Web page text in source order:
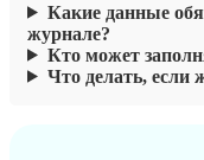
Какие данные
журнале?
Кто может
Что делать, если